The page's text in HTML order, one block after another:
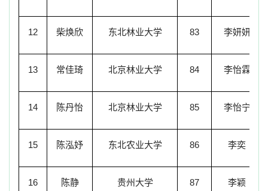
12 柴焕欣 东北林业大学 83 李妍妍
13 常佳琦 北京林业大学 84 李怡霖
14 陈丹怡 北京林业大学 85 李怡宁
15 陈泓妤 东北农业大学 86 李奕
16 陈静 贵州大学 87 李颖